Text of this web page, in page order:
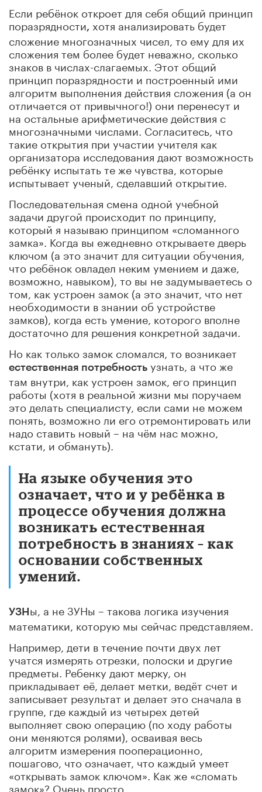
Если ребёнок откроет для себя общий принцип
поразрядности, хотя анализировать будет
сложение многозначных чисел, то ему для их
сложения тем более будет неважно, сколько
знаков в числах-слагаемых. Этот общий
принцип поразрядности и построенный ими
алгоритм выполнения действия сложения (а он
отличается от привычного!) они перенесут и
на остальные арифметические действия с
многозначными числами. Согласитесь, что
такие открытия при участии учителя как
организатора исследования дают возможность
ребёнку испытать те же чувства, которые
испытывает ученый, сделавший открытие.
Последовательная смена одной учебной
задачи другой происходит по принципу,
который я называю принципом «сломанного
замка». Когда вы ежедневно открываете дверь
ключом (а это значит для ситуации обучения,
что ребёнок овладел неким умением и даже,
возможно, навыком), то вы не задумываетесь о
том, как устроен замок (а это значит, что нет
необходимости в знании об устройстве
замков), когда есть умение, которого вполне
достаточно для решения конкретной задачи.
Но как только замок сломался, то возникает
естественная потребность узнать, а что же
там внутри, как устроен замок, его принцип
работы (хотя в реальной жизни мы поручаем
это делать специалисту, если сами не можем
понять, возможно ли его отремонтировать или
надо ставить новый – на чём нас можно,
кстати, и обмануть).
На языке обучения это
означает, что и у ребёнка в
процессе обучения должна
возникать естественная
потребность в знаниях – как
основании собственных
умений.
УЗН ы, а не ЗУНы – такова логика изучения
математики, которую мы сейчас представляем.
Например, дети в течение почти двух лет
учатся измерять отрезки, полоски и другие
предметы. Ребенку дают мерку, он
прикладывает её, делает метки, ведёт счет и
записывает результат и делает это сначала в
группе, где каждый из четырех детей
выполняет свою операцию (по ходу работы
они меняются ролями), осваивая весь
алгоритм измерения пооперационно,
пошагово, что означает, что каждый умеет
«открывать замок ключом». Как же «сломать
замок»? Очень просто.